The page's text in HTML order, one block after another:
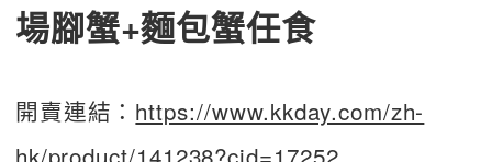
場腳蟹+麵包蟹任食
開賣連結： https://www.kkday.com/zh-